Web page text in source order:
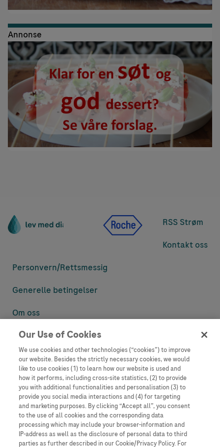
Annonse
RSS Strøm
Kontakt oss
Personvern/Rettsmessig
Generelle betingelser
Om oss
Denne nettsiden inneholder informasjon som er målsatt til en stor
informasjon som ellers ikke er tilgjengelig eller gyldig i ditt land.
Vennligst vær oppmerksom på at vi ikke tar noe ansvar for tilgang til
informasjon som muligens ikke er i samsvar med noen gyldig juridisk
prosess, regulering, registrering eller bruk i bostedslandet ditt.
Roche har ikke alltid mulighet til å kvalitetssikre andres innlegg, men
vil fjerne villedende eller upassende innlegg så langt det lar seg gjøre.
Vi har ikke ansvar for innhold på eksterne nettsider som det lenkes til.
Kopiering av materiale fra dette nettstedet for bruk annet sted er ikke
tillatt uten avtale. Nettstedet selger plass til annonsører, og slikt
Our Use of Cookies
We use cookies and other technologies (“cookies”) to improve
our website. Besides the strictly necessary cookies, we would
like to use cookies (1) to learn how our website is used and
how it performs, including cross-site statistics, (2) to provide
you with additional functionalities and personalisation (3) to
provide you social media interactions and (4) for targeting
and marketing purposes. By clicking “Accept all”, you consent
to the use of all cookies and the corresponding data
processing which may include your browser-information and
IP-address as well as the disclosure of personal data to third
parties as further described in our Cookie/Privacy Policy. For